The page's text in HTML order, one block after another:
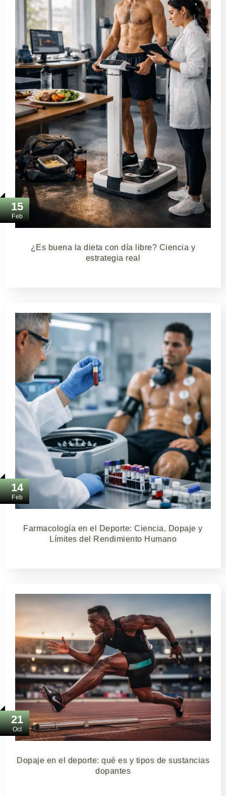
15
Feb
¿Es buena la dieta con día libre? Ciencia y
estrategia real
14
Feb
Farmacología en el Deporte: Ciencia, Dopaje y
Límites del Rendimiento Humano
21
Oct
Dopaje en el deporte: qué es y tipos de sustancias
dopantes